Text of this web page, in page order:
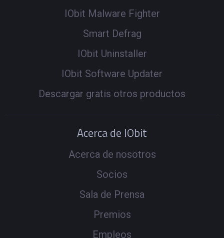
IObit Malware Fighter
Smart Defrag
IObit Uninstaller
IObit Software Updater
Descargar gratis otros productos
Acerca de IObit
Acerca de nosotros
Socios
Sala de Prensa
Premios
Empleos